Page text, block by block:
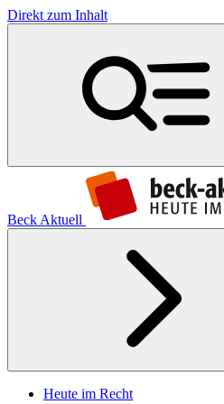
Direkt zum Inhalt
Beck Aktuell
Heute im Recht